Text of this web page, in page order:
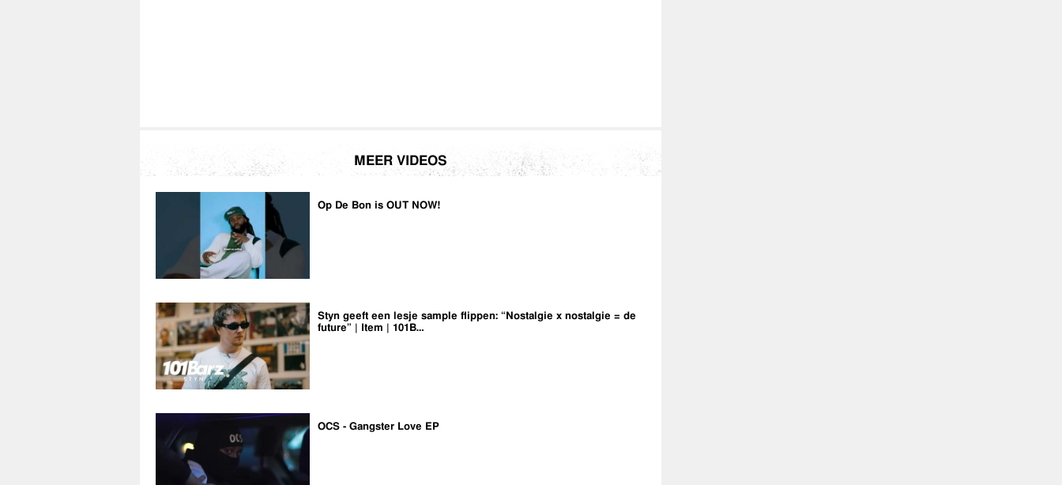
MEER VIDEOS
Op De Bon is OUT NOW!
Styn geeft een lesje sample flippen: “Nostalgie x nostalgie = de
future” | Item | 101B…
OCS - Gangster Love EP